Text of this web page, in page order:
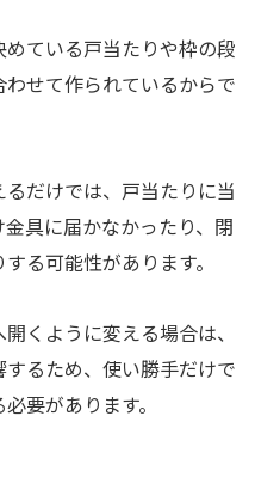
ている戸当たりや枠の段
せて作られているからで
だけでは、戸当たりに当
具に届かなかったり、閉
る可能性があります。
くように変える場合は、
るため、使い勝手だけで
要があります。